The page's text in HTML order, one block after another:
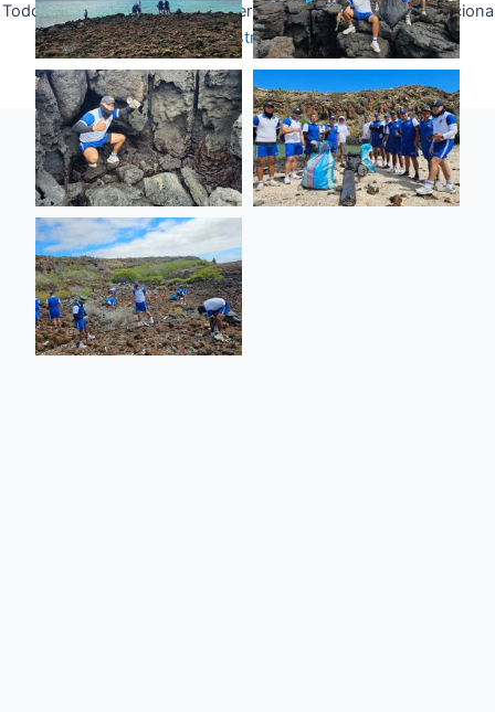
Todos los derechos © 2026 Fuerza Aérea Ecuatoriana | Funciona
gracias aTema Astra para WordPress